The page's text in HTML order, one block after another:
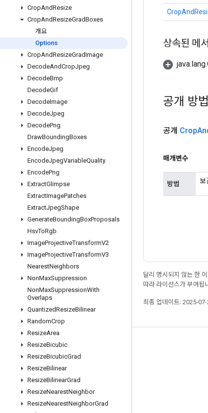
CropAndResize
CropAndResizeGradBoxes
개요
Options
CropAndResizeGradImage
DecodeAndCropJpeg
DecodeBmp
DecodeGif
DecodeImage
DecodeJpeg
DecodePng
DrawBoundingBoxes
EncodeJpeg
EncodeJpegVariableQuality
EncodePng
ExtractGlimpse
ExtractImagePatches
ExtractJpegShape
GenerateBoundingBoxProposals
HsvToRgb
ImageProjectiveTransformV2
ImageProjectiveTransformV3
NearestNeighbors
NonMaxSuppression
NonMaxSuppressionWith
Overlaps
QuantizedResizeBilinear
RandomCrop
ResizeArea
ResizeBicubic
ResizeBicubicGrad
ResizeBilinear
ResizeBilinearGrad
ResizeNearestNeighbor
ResizeNearestNeighborGrad
상속된 메
공개 방법
공개 Crop
매개변수
방법 보
달리 명시되지 않는 한
따라 라이선스가 부여됩
최종 업데이트: 2025-
최신 소식 확인하기
포럼
GitHub